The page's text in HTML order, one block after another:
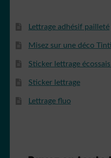
Lettrage adhésif pailleté
Misez sur une déco
Sticker lettrage
Sticker lettrage
Lettrage fluo